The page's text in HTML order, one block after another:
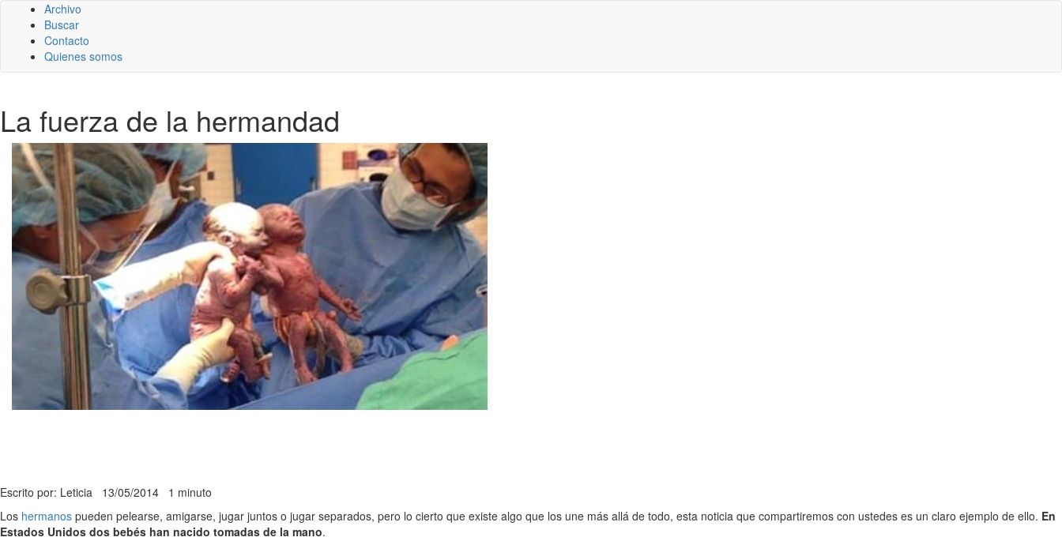
Archivo
Buscar
Contacto
Quienes somos
La fuerza de la hermandad
Escrito por: Leticia 13/05/2014 1 minuto
Los hermanos pueden pelearse, amigarse, jugar juntos o jugar separados, pero lo cierto que existe algo que los une más allá de todo, esta noticia que compartiremos con ustedes es un claro ejemplo de ello. En
Estados Unidos dos bebés han nacido tomadas de la mano.